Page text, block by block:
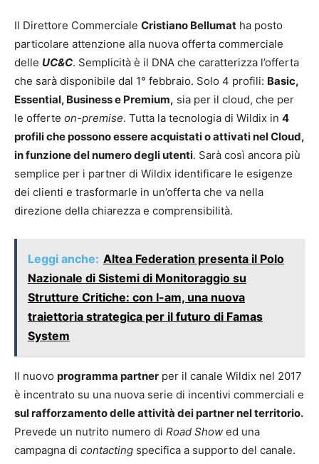
Il Direttore Commerciale Cristiano Bellumat ha posto
particolare attenzione alla nuova offerta commerciale
delle UC&C. Semplicità è il DNA che caratterizza l’offerta
che sarà disponibile dal 1° febbraio. Solo 4 profili: Basic,
Essential, Business e Premium, sia per il cloud, che per
le offerte on-premise. Tutta la tecnologia di Wildix in 4
profili che possono essere acquistati o attivati nel Cloud,
in funzione del numero degli utenti. Sarà così ancora più
semplice per i partner di Wildix identificare le esigenze
dei clienti e trasformarle in un’offerta che va nella
direzione della chiarezza e comprensibilità.
Leggi anche: Altea Federation presenta il Polo
Nazionale di Sistemi di Monitoraggio su
Strutture Critiche: con I-am, una nuova
traiettoria strategica per il futuro di Famas
System
Il nuovo programma partner per il canale Wildix nel 2017
è incentrato su una nuova serie di incentivi commerciali e
sul rafforzamento delle attività dei partner nel territorio.
Prevede un nutrito numero di Road Show ed una
campagna di contacting specifica a supporto del canale.